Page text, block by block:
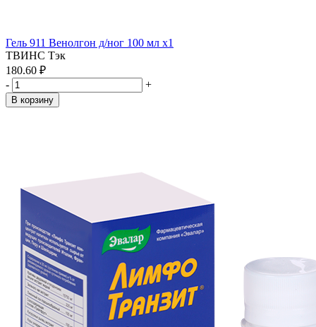
Гель 911 Венолгон д/ног 100 мл x1
ТВИНС Тэк
180.60 ₽
-
+
В корзину